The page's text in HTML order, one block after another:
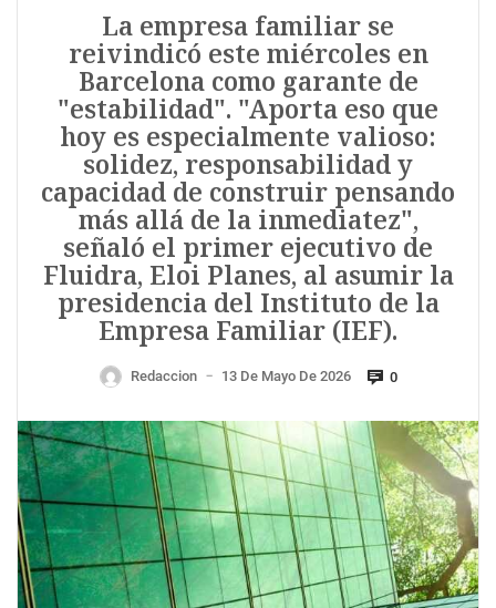
La empresa familiar se
reivindicó este miércoles en
Barcelona como garante de
"estabilidad". "Aporta eso que
hoy es especialmente valioso:
solidez, responsabilidad y
capacidad de construir pensando
más allá de la inmediatez",
señaló el primer ejecutivo de
Fluidra, Eloi Planes, al asumir la
presidencia del Instituto de la
Empresa Familiar (IEF).
Redaccion — 13 De Mayo De 2026 0